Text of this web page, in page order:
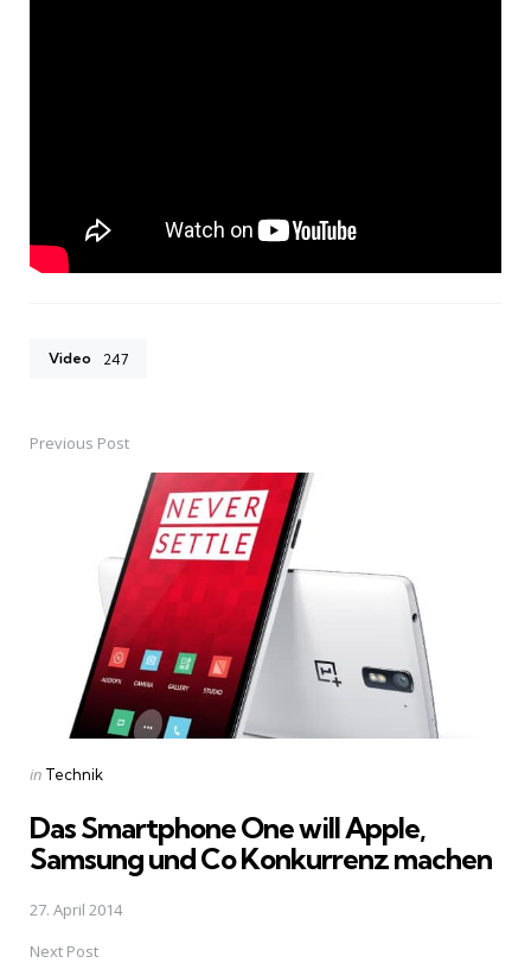
Video 247
Post
navigation
Previous Post
Posted
in Technik
Das Smartphone One will Apple,
Samsung und Co Konkurrenz machen
27. April 2014
Next Post